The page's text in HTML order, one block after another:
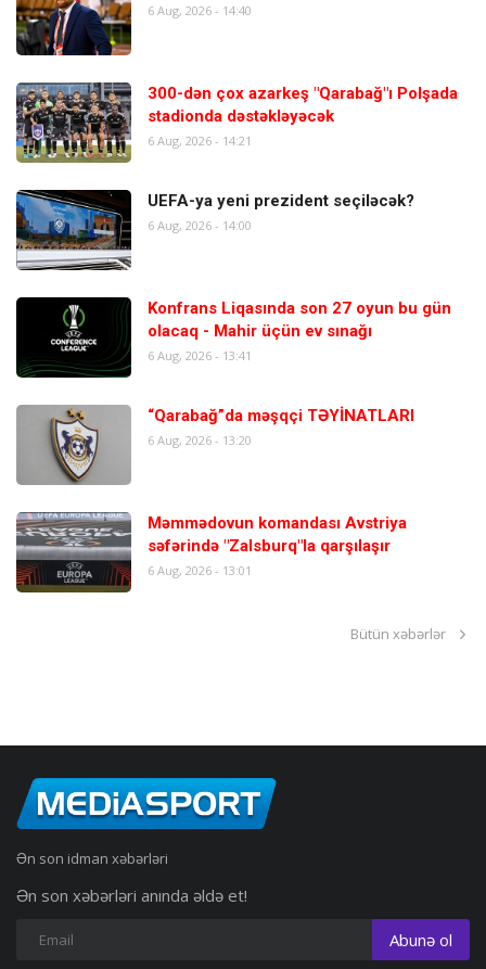
6 Aug, 2026 - 14:40
300-dən çox azarkeş "Qarabağ"ı Polşada
stadionda dəstəkləyəcək
6 Aug, 2026 - 14:21
UEFA-ya yeni prezident seçiləcək?
6 Aug, 2026 - 14:00
Konfrans Liqasında son 27 oyun bu gün
olacaq - Mahir üçün ev sınağı
6 Aug, 2026 - 13:41
“Qarabağ”da məşqçi TƏYİNATLARI
6 Aug, 2026 - 13:20
Məmmədovun komandası Avstriya
səfərində "Zalsburq"la qarşılaşır
6 Aug, 2026 - 13:01
Bütün xəbərlər
Ən son idman xəbərləri
Ən son xəbərləri anında əldə et!
Abunə ol